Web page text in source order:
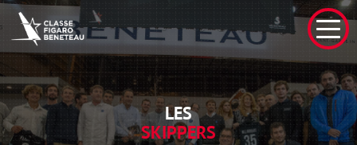
LES
SKIPPERS